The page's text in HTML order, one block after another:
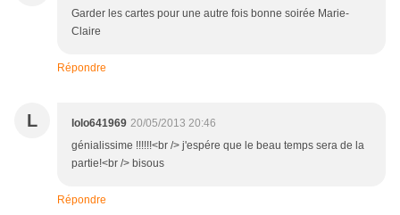
Garder les cartes pour une autre fois bonne soirée Marie-
Claire
Répondre
L lolo641969 20/05/2013 20:46
génialissime !!!!!!<br /> j'espére que le beau temps sera de la
partie!<br /> bisous
Répondre